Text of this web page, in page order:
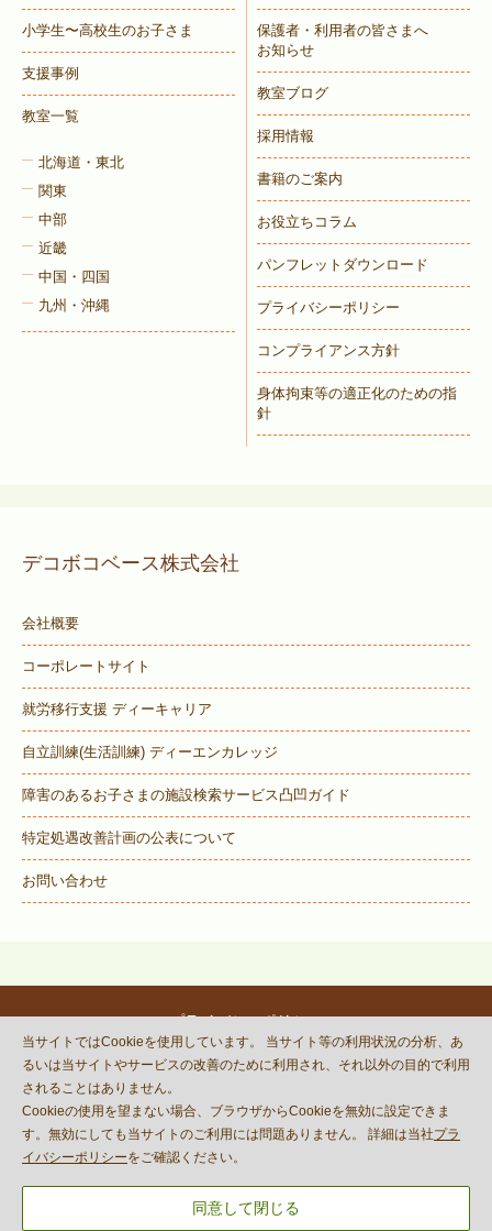
小学生〜高校生のお子さま
支援事例
教室一覧
北海道・東北
関東
中部
近畿
中国・四国
九州・沖縄
保護者・利用者の皆さまへ
お知らせ
教室ブログ
採用情報
書籍のご案内
お役立ちコラム
パンフレットダウンロード
プライバシーポリシー
コンプライアンス方針
身体拘束等の適正化のための指
針
デコボコベース株式会社
会社概要
コーポレートサイト
就労移行支援 ディーキャリア
自立訓練(生活訓練) ディーエンカレッジ
障害のあるお子さまの施設検索サービス凸凹ガイド
特定処遇改善計画の公表について
お問い合わせ
プライバシーポリシー
© DECOBOCO BASE Co.,Ltd.
and Terms of Serviceapply.
当サイトではCookieを使用しています。 当サイト等の利用状況の分析、あ
るいは当サイトやサービスの改善のために利用され、それ以外の目的で利用
されることはありません。
Cookieの使用を望まない場合、ブラウザからCookieを無効に設定できま
す。無効にしても当サイトのご利用には問題ありません。 詳細は当社プラ
イバシーポリシーをご確認ください。
同意して閉じる